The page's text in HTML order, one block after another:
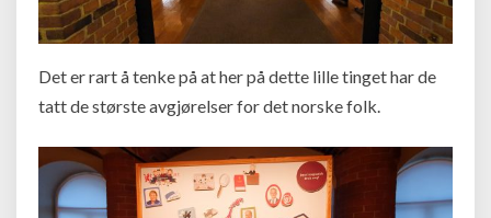
Det er rart å tenke på at her på dette lille tinget har de
tatt de største avgjørelser for det norske folk.